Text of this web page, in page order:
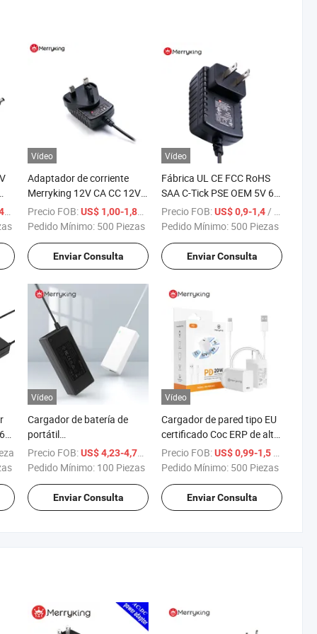
/ Pieza
Vídeo
Adaptador de corriente
Merryking 12V CA CC 12V
1A 5V 2A Adaptador de
corriente conmutado para
Precio FOB:US$ 1,00-1,89
/ Pieza
Pedido Mínimo: 500 Piezas
Enviar Consulta
Vídeo
Fábrica UL CE FCC RoHS
SAA C-Tick PSE OEM 5V 6V
9V 19V 24V 36V 12V
Cargador de Pared
Adaptador de CA CC 12V
1A 2A 3A 4A Fuente de
TV
Precio FOB:US$ 0,9-1,4/ Pieza
Pedido Mínimo: 500 Piezas
Enviar Consulta
Vídeo
Cargador de batería de
portátil
UL/FCC/SAA/GS/BS/Ce
100-240V 12V 5A
portátil UL
Precio FOB:US$ 4,23-4,77
/ Pieza
Pedido Mínimo: 100 Piezas
Enviar Consulta
Vídeo
Cargador de pared tipo EU
certificado Coc ERP de alta
eficiencia 5V 1A 1.2A 1.5A
2.4A 2.5A cargador
puerto USB cargador multi
USB
Precio FOB:US$ 0,99-1,5 / Pieza
Pedido Mínimo: 500 Piezas
Enviar Consulta